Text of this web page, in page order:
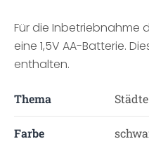
Für die Inbetriebnahme
eine 1,5V AA-Batterie.
enthalten.
Thema
Farbe